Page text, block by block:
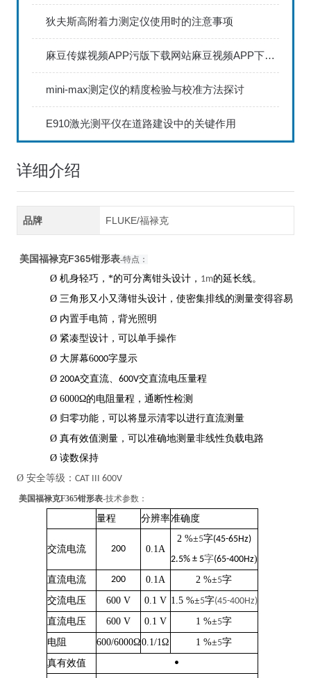
狄夫斯高附着力测定仪使用时的注意事项
麻豆传媒视频APP污版下载网站麻豆视频APP下载IOS具备数据存储和传输功能
mini-max测定仪的精度检验与校准方法探讨
E910激光测平仪在道路建设中的关键作用
详细介绍
品牌 FLUKE/福禄克
美国福禄克F365钳形表-特点：
Ø 机身轻巧，*的可分离钳头设计， 1m的延长线。
Ø 三角形又小又薄钳头设计，使密集排线的测量变得容易
Ø 内置手电筒，背光照明
Ø 紧凑型设计，可以单手操作
Ø 大屏幕6000字显示
Ø 200A交直流、 600V交直流电压量程
Ø 6000Ω的电阻量程，通断性检测
Ø 归零功能，可以将显示清零以进行直流测量
Ø 真有效值测量，可以准确地测量非线性负载电路
Ø 读数保持
Ø 安全等级： CAT III 600V
美国福禄克F365钳形表-技术参数：
量程 分辨率准确度
交流电流 200 0.1A
2 %±5字(45-65Hz)
2.5% ± 5字(65-400Hz)
直流电流
200 0.1A 2 %±5字
交流电压
600 V 0.1 V 1.5 %±5字(45-400Hz)
直流电压
600 V 0.1 V 1 %±5字
电阻
600/6000Ω0.1/1Ω 1 %±5字
真有效值
•